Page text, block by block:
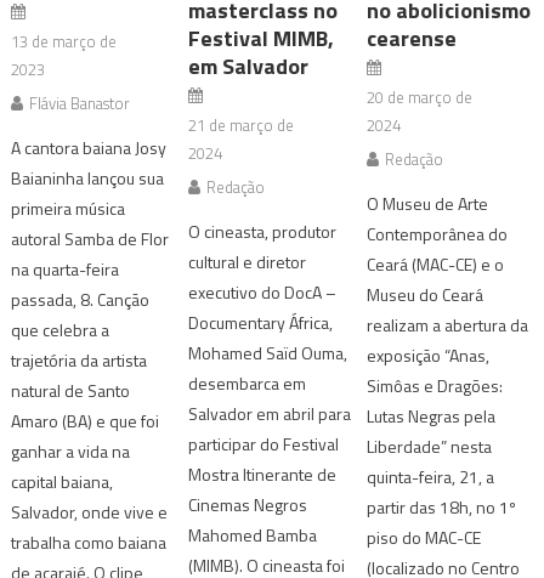
13 de março de
2023
Flávia Banastor
A cantora baiana Josy
Baianinha lançou sua
primeira música
autoral Samba de Flor
na quarta-feira
passada, 8. Canção
que celebra a
trajetória da artista
natural de Santo
Amaro (BA) e que foi
ganhar a vida na
capital baiana,
Salvador, onde vive e
trabalha como baiana
de acarajé. O clipe
masterclass no
Festival MIMB,
em Salvador
21 de março de
2024
Redação
O cineasta, produtor
cultural e diretor
executivo do DocA –
Documentary África,
Mohamed Saïd Ouma,
desembarca em
Salvador em abril para
participar do Festival
Mostra Itinerante de
Cinemas Negros
Mahomed Bamba
(MIMB). O cineasta foi
no abolicionismo
cearense
20 de março de
2024
Redação
O Museu de Arte
Contemporânea do
Ceará (MAC-CE) e o
Museu do Ceará
realizam a abertura da
exposição “Anas,
Simôas e Dragões:
Lutas Negras pela
Liberdade” nesta
quinta-feira, 21, a
partir das 18h, no 1º
piso do MAC-CE
(localizado no Centro